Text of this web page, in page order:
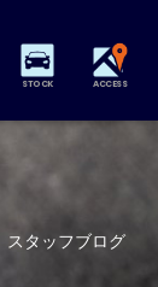
STOCK ACCESS
スタッフブログ